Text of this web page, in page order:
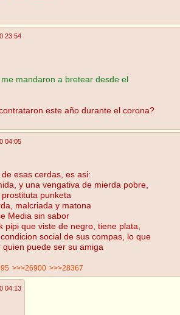
23:54
mandaron a bretear desde el
este año durante el corona?
04:05
esas cerdas, es asi:
y una vengativa de mierda pobre,
punketa
malcriada y matona
Media sin sabor
pipi que viste de negro, tiene plata,
social de sus compas, lo que
quien puede ser su amiga
>>>26900 >>>28367
04:13